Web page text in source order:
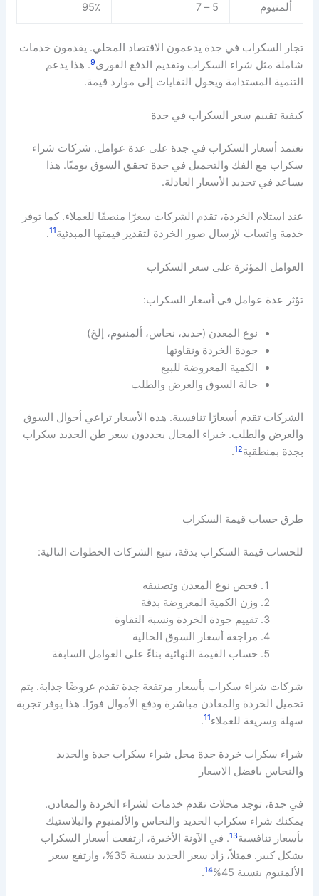
ألمنيوم 5 – 7 95٪
تجار السكراب في جدة يدعمون الاقتصاد المحلي. يقدمون خدمات
شاملة مثل شراء السكراب وتقديم الدفع الفوري9. هذا يدعم
التنمية المستدامة ويحول النفايات إلى موارد قيمة.
كيفية تقييم سعر السكراب في جدة
تعتمد أسعار السكراب في جدة على عدة عوامل. شركات شراء
سكراب مع الفك والتحميل في جدة تحقق السوق يوميًا. هذا
يساعد في تحديد الأسعار العادلة.
عند استلام الخردة، تقدم الشركات سعرًا منصفًا للعملاء. كما توفر
خدمة واتساب لإرسال صور الخردة لتقدير قيمتها المبدئية11
.
العوامل المؤثرة على سعر السكراب
تؤثر عدة عوامل في أسعار السكراب:
نوع المعدن (حديد، نحاس، ألمنيوم، إلخ)
جودة الخردة ونقاوتها
الكمية المعروضة للبيع
حالة السوق والعرض والطلب
الشركات تقدم أسعارًا تنافسية. هذه الأسعار تراعي أحوال السوق
والعرض والطلب. خبراء المجال يحددون سعر طن الحديد سكراب
بجدة بمنطقية12
.
طرق حساب قيمة السكراب
للحساب قيمة السكراب بدقة، تتبع الشركات الخطوات التالية:
فحص نوع المعدن وتصنيفه
وزن الكمية المعروضة بدقة
تقييم جودة الخردة ونسبة النقاوة
مراجعة أسعار السوق الحالية
حساب القيمة النهائية بناءً على العوامل السابقة
شركات شراء سكراب بأسعار مرتفعة جدة تقدم عروضًا جذابة. يتم
تحميل الخردة والمعادن مباشرة ودفع الأموال فورًا. هذا يوفر تجربة
سهلة وسريعة للعملاء11
.
شراء سكراب خردة جدة محل شراء سكراب جدة والحديد
والنحاس بافضل الاسعار
في جدة، توجد محلات تقدم خدمات لشراء الخردة والمعادن.
يمكنك شراء سكراب الحديد والنحاس والألمنيوم والبلاستيك
بأسعار تنافسية13. في الآونة الأخيرة، ارتفعت أسعار السكراب
بشكل كبير. فمثلاً، زاد سعر الحديد بنسبة 35%، وارتفع سعر
الألمنيوم بنسبة 45%
14
.